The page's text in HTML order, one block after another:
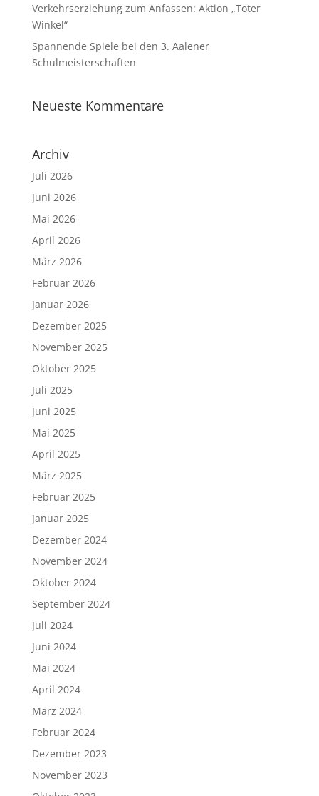
Verkehrserziehung zum Anfassen: Aktion „Toter
Winkel“
Spannende Spiele bei den 3. Aalener
Schulmeisterschaften
Neueste Kommentare
Archiv
Juli 2026
Juni 2026
Mai 2026
April 2026
März 2026
Februar 2026
Januar 2026
Dezember 2025
November 2025
Oktober 2025
Juli 2025
Juni 2025
Mai 2025
April 2025
März 2025
Februar 2025
Januar 2025
Dezember 2024
November 2024
Oktober 2024
September 2024
Juli 2024
Juni 2024
Mai 2024
April 2024
März 2024
Februar 2024
Dezember 2023
November 2023